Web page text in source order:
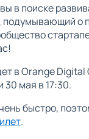
в поиске
подумывающий о
в Orange Digital
30 мая в 17:30.
быстро,
.